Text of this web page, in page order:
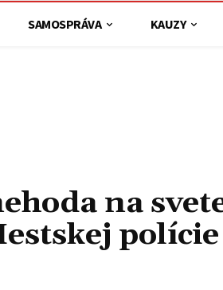
SAMOSPRÁVA KAUZY
na